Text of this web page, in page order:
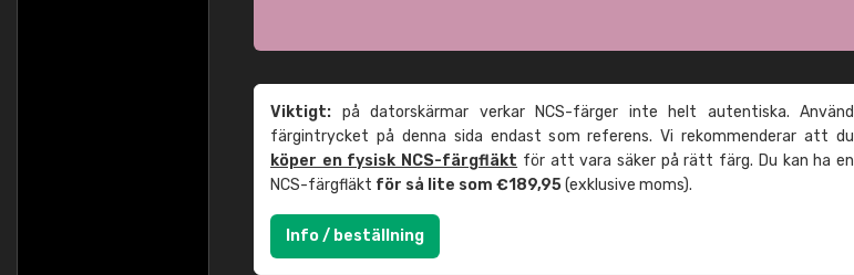
Viktigt: på datorskärmar verkar NCS-färger inte helt autentiska. Använd
färgintrycket på denna sida endast som referens. Vi rekommenderar att du
köper en fysisk NCS-färgfläkt för att vara säker på rätt färg. Du kan ha en
NCS-färgfläkt för så lite som €189,95(exklusive moms).
Info / beställning